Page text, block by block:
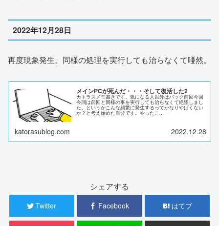
2022年12月28日
再度現象発生。同様の処理を実行しても治らなくて唖然。
メインPCが死んだ・・・そして復活した2
カトラスメモ書きです。気になる人以外はバック前回今回
今回は前回と同様の事を実行しても治らなくて絶望しまし
た。というかこんな頻繁に発生するってかなりやばくない
か？と考え始めた自分です。やったこ...
katorasublog.com 2022.12.28
シェアする
Twitter Facebook はてブ